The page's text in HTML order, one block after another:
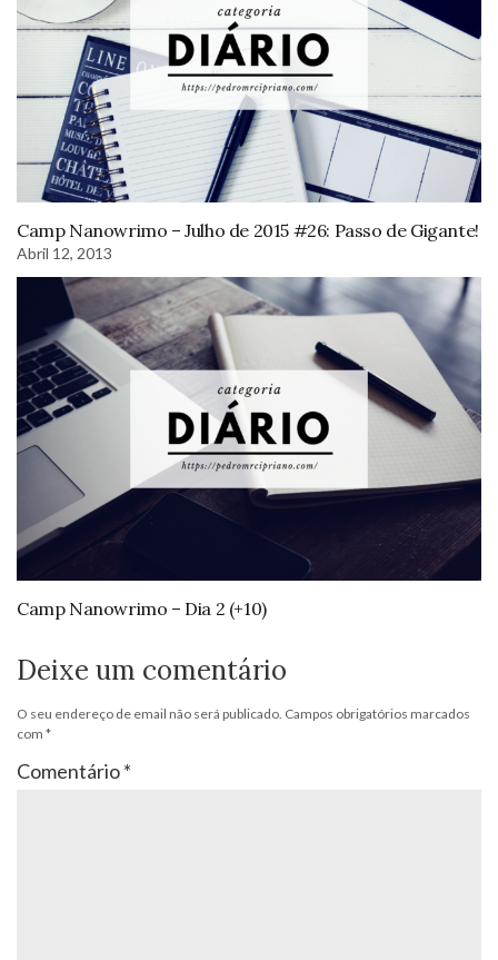
Camp Nanowrimo – Julho de 2015 #26: Passo de Gigante!
Abril 12, 2013
Camp Nanowrimo – Dia 2 (+10)
Deixe um comentário
O seu endereço de email não será publicado. Campos obrigatórios marcados
com *
Comentário*